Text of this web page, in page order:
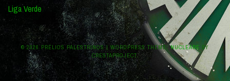
Liga Verde
© 2026 PRÉLIOS PALESTRINOS| WORDPRESS THEME:NUCLEARE BY
CRESTAPROJECT.